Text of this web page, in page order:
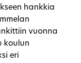
hankkia
vuonna
koulun
eri